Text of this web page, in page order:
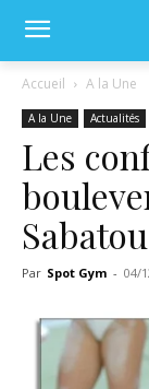
Accueil A la Une
A la Une Actualités
Les
Sabatou
Par Spot Gym - 04/